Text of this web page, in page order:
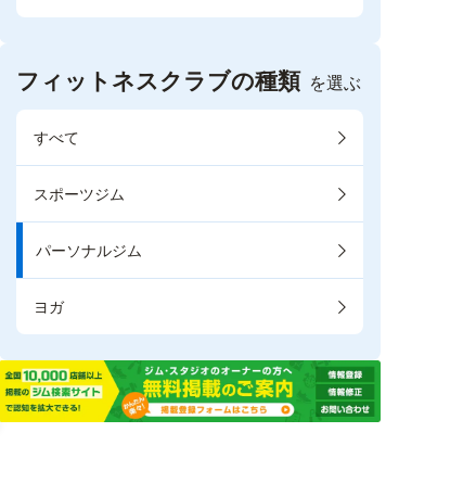
フィットネスクラブの種類 を選ぶ
すべて
スポーツジム
パーソナルジム
ヨガ